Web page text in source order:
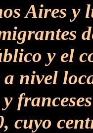
Aires
y el
nivel
cuyo